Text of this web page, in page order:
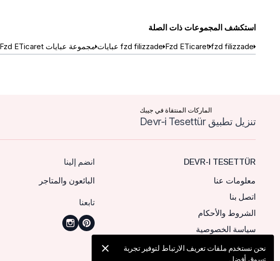
استكشف المجموعات ذات الصلة
fzd filizzade
Fzd ETicaret fzd filizzade عبايات مجموعة عبايات Fzd ETicaret
الماركات المنتقاة في جيبك
تنزيل تطبيق Devr-i Tesettür
DEVR-I TESETTÜR
معلومات عنا
اتصل بنا
الشروط والأحكام
سياسة الخصوصية
انضم إلينا
البائعون والمتاجر
تابعنا
نحن نستخدم ملفات تعريف الارتباط لتوفير تجربة